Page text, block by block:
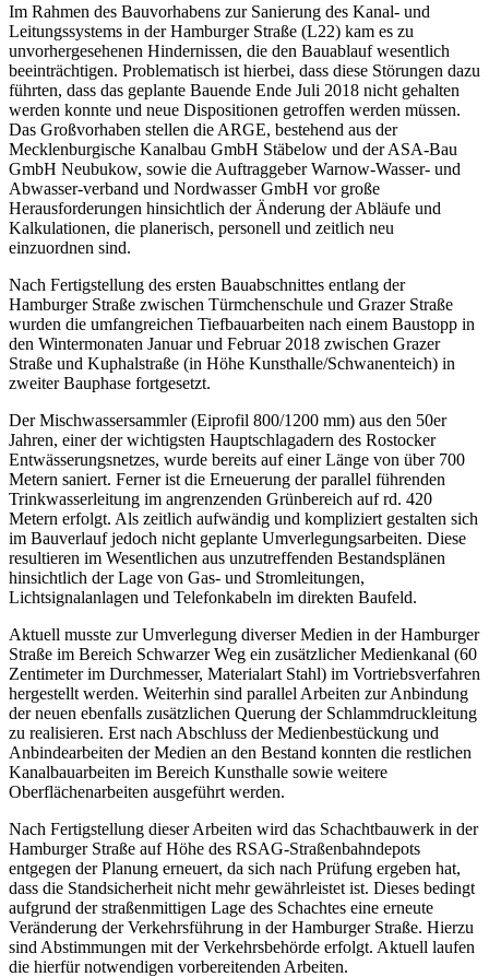
Im Rahmen des Bauvorhabens zur Sanierung des Kanal- und
Leitungssystems in der Hamburger Straße (L22) kam es zu
unvorhergesehenen Hindernissen, die den Bauablauf wesentlich
beeinträchtigen. Problematisch ist hierbei, dass diese Störungen dazu
führten, dass das geplante Bauende Ende Juli 2018 nicht gehalten
werden konnte und neue Dispositionen getroffen werden müssen.
Das Großvorhaben stellen die ARGE, bestehend aus der
Mecklenburgische Kanalbau GmbH Stäbelow und der ASA-Bau
GmbH Neubukow, sowie die Auftraggeber Warnow-Wasser- und
Abwasser-verband und Nordwasser GmbH vor große
Herausforderungen hinsichtlich der Änderung der Abläufe und
Kalkulationen, die planerisch, personell und zeitlich neu
einzuordnen sind.
Nach Fertigstellung des ersten Bauabschnittes entlang der
Hamburger Straße zwischen Türmchenschule und Grazer Straße
wurden die umfangreichen Tiefbauarbeiten nach einem Baustopp in
den Wintermonaten Januar und Februar 2018 zwischen Grazer
Straße und Kuphalstraße (in Höhe Kunsthalle/Schwanenteich) in
zweiter Bauphase fortgesetzt.
Der Mischwassersammler (Eiprofil 800/1200 mm) aus den 50er
Jahren, einer der wichtigsten Hauptschlagadern des Rostocker
Entwässerungsnetzes, wurde bereits auf einer Länge von über 700
Metern saniert. Ferner ist die Erneuerung der parallel führenden
Trinkwasserleitung im angrenzenden Grünbereich auf rd. 420
Metern erfolgt. Als zeitlich aufwändig und kompliziert gestalten sich
im Bauverlauf jedoch nicht geplante Umverlegungsarbeiten. Diese
resultieren im Wesentlichen aus unzutreffenden Bestandsplänen
hinsichtlich der Lage von Gas- und Stromleitungen,
Lichtsignalanlagen und Telefonkabeln im direkten Baufeld.
Aktuell musste zur Umverlegung diverser Medien in der Hamburger
Straße im Bereich Schwarzer Weg ein zusätzlicher Medienkanal (60
Zentimeter im Durchmesser, Materialart Stahl) im Vortriebsverfahren
hergestellt werden. Weiterhin sind parallel Arbeiten zur Anbindung
der neuen ebenfalls zusätzlichen Querung der Schlammdruckleitung
zu realisieren. Erst nach Abschluss der Medienbestückung und
Anbindearbeiten der Medien an den Bestand konnten die restlichen
Kanalbauarbeiten im Bereich Kunsthalle sowie weitere
Oberflächenarbeiten ausgeführt werden.
Nach Fertigstellung dieser Arbeiten wird das Schachtbauwerk in der
Hamburger Straße auf Höhe des RSAG-Straßenbahndepots
entgegen der Planung erneuert, da sich nach Prüfung ergeben hat,
dass die Standsicherheit nicht mehr gewährleistet ist. Dieses bedingt
aufgrund der straßenmittigen Lage des Schachtes eine erneute
Veränderung der Verkehrsführung in der Hamburger Straße. Hierzu
sind Abstimmungen mit der Verkehrsbehörde erfolgt. Aktuell laufen
die hierfür notwendigen vorbereitenden Arbeiten.